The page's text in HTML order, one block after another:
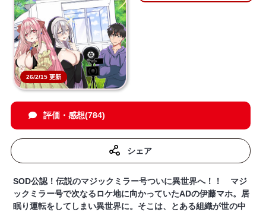
26/2/15 更新
評価・感想(784)
シェア
SOD公認！伝説のマジックミラー号ついに異世界へ！！ マジ
ックミラー号で次なるロケ地に向かっていたADの伊藤マホ。居
眠り運転をしてしまい異世界に。そこは、とある組織が世の中